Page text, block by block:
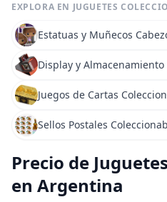
EXPLORA EN JUGUETES
Estatuas y Muñecos
Display y Almacenamiento
Juegos de Cartas
Sellos Postales
Precio de
en Argentina